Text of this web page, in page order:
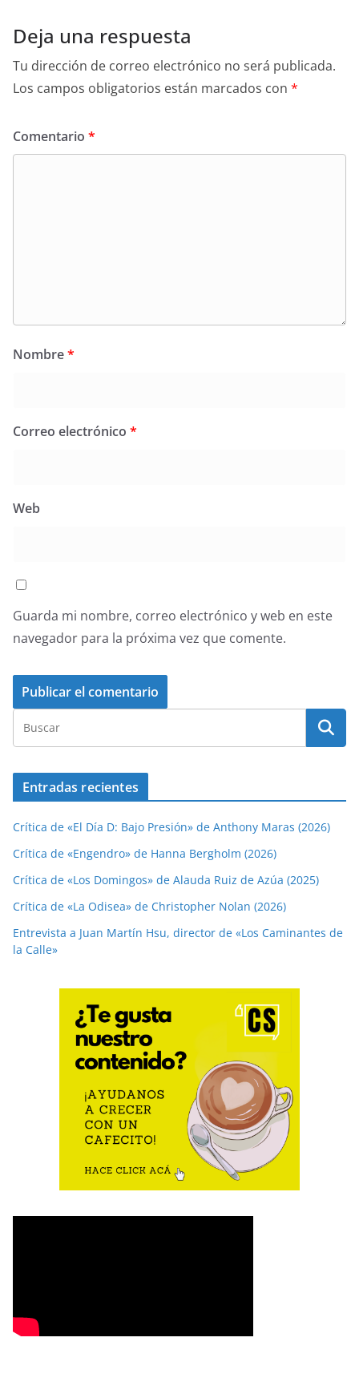
Deja una respuesta
Tu dirección de correo electrónico no será publicada.
Los campos obligatorios están marcados con *
Comentario *
Nombre*
Correo electrónico *
Web
Guarda mi nombre, correo electrónico y web en este
navegador para la próxima vez que comente.
Entradas recientes
Crítica de «El Día D: Bajo Presión» de Anthony Maras (2026)
Crítica de «Engendro» de Hanna Bergholm (2026)
Crítica de «Los Domingos» de Alauda Ruiz de Azúa (2025)
Crítica de «La Odisea» de Christopher Nolan (2026)
Entrevista a Juan Martín Hsu, director de «Los Caminantes de
la Calle»